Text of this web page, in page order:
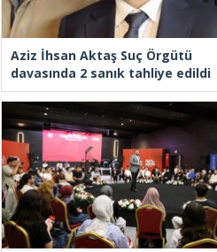
Aziz İhsan Aktaş Suç Örgütü
davasında 2 sanık tahliye edildi